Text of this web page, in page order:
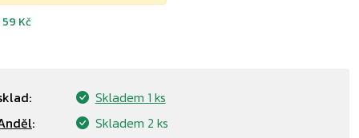
59 Kč
Skladem 1 ks
: Skladem 2 ks